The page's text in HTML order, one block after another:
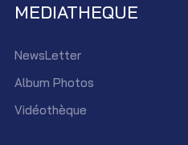
MEDIATHEQUE
NewsLetter
Album Photos
Vidéothèque